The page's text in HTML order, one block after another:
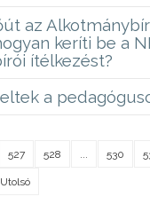
az
keríti be a
ítélkezést?
a
527 528 ... 530
Utolsó